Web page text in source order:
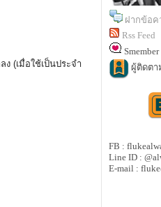
(เมื่อใช้เป็นประจำ
ฝากข้อค
Rss Feed
Smember
ผู้ติดตา
FB :
Line ID :
E-mail :